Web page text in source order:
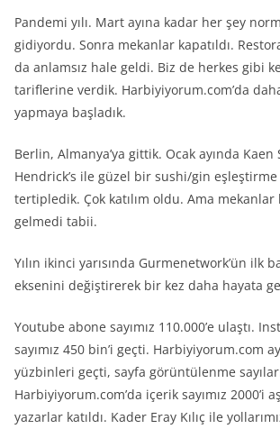
Pandemi yılı. Mart ayına kadar her şey
gidiyordu. Sonra mekanlar kapatıldı.
da anlamsız hale geldi. Biz de herkes gibi
tariflerine verdik. Harbiyiyorum.com’da
yapmaya başladık.
Berlin, Almanya’ya gittik. Ocak ayında Kaen
Hendrick’s ile güzel bir sushi/gin
tertipledik. Çok katılım oldu. Ama mekanlar
gelmedi tabii.
Yılın ikinci yarısında Gurmenetwork’ün ilk
eksenini değiştirerek bir kez daha hayata
Youtube abone sayımız 110.000’e ulaştı.
sayımız 450 bin’i geçti. Harbiyiyorum.com
yüzbinleri geçti, sayfa görüntülenme
Harbiyiyorum.com’da içerik sayımız 2000’i
yazarlar katıldı. Kader Eray Kılıç ile